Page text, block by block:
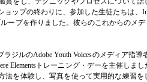
ョップの終わりに、参加した生徒たちは、
ループを作りました。彼らのこれからのメ
ジルのAdobe Youth Voicesのメディア指導
Elementsトレーニング・デーを主催しま
法を体験し、写真を使って実用的な練習